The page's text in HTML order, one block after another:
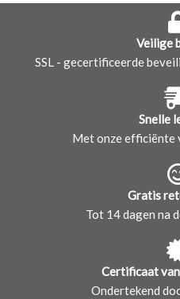
Veilige
SSL - gecertificeerde
Snelle
Met onze efficiënte
Gratis
Tot 14 dagen na
Certificaat
Ondertekend